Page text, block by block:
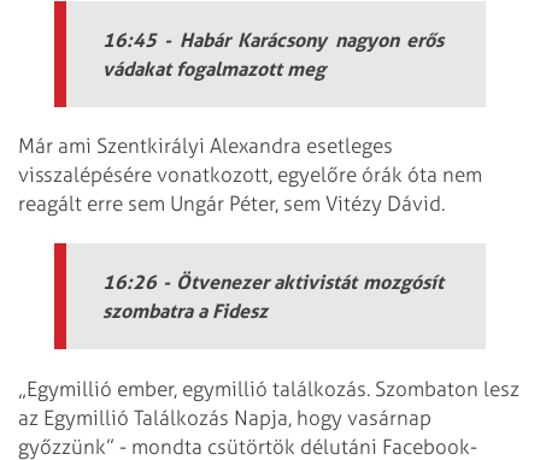
16:45 - Habár Karácsony nagyon erős
vádakat fogalmazott meg
Már ami Szentkirályi Alexandra esetleges
visszalépésére vonatkozott, egyelőre órák óta nem
reagált erre sem Ungár Péter, sem Vitézy Dávid.
16:26 - Ötvenezer aktivistát mozgósít
szombatra a Fidesz
„Egymillió ember, egymillió találkozás. Szombaton lesz
az Egymillió Találkozás Napja, hogy vasárnap
győzzünk” - mondta csütörtök délutáni Facebook-